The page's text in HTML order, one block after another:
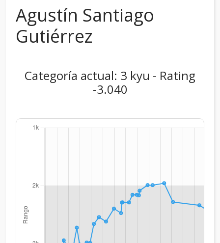
Agustín Santiago
Gutiérrez
Categoría actual: 3 kyu - Rating
-3.040